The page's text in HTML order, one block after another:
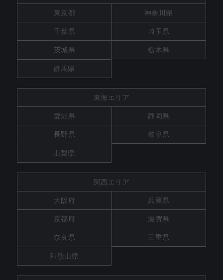
東京都 神奈川県
千葉県 埼玉県
茨城県 栃木県
群馬県
東海エリア
愛知県 静岡県
長野県 岐阜県
山梨県
関西エリア
大阪府 兵庫県
京都府 滋賀県
奈良県 三重県
和歌山県